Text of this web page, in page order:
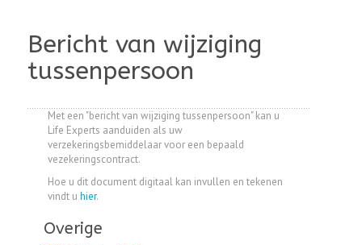
Bericht van wijziging
tussenpersoon
Met een "bericht van wijziging tussenpersoon" kan u
Life Experts aanduiden als uw
verzekeringsbemiddelaar voor een bepaald
vezekeringscontract.
Hoe u dit document digitaal kan invullen en tekenen
vindt u hier.
Overige